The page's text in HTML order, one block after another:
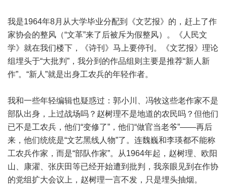
我是1964年8月从大学毕业分配到《文艺报》的，赶上了作
家协会的整风（“文革”来了后被斥为假整风）。《人民文
学》就在我们楼下，《诗刊》马上要停刊。《文艺报》理论
组埋头于“大批判”，我分到的作品组则主要是推荐“新人新
作”。“新人”就是出身工农兵的年轻作者。
我和一些年轻编辑也疑惑过：郭小川、冯牧这些老作家不是
部队出身，上过战场吗？赵树理不是地道的农民吗？但他们
已不是工农兵，他们“变修了”，他们“做官当老爷”——再后
来，他们统统是“文艺黑线人物”了。连魏巍和李瑛都不能称
工农兵作家，而是“部队作家”。从1964年起，赵树理、欧阳
山、康濯、张庆田等已经开始遭到批判，我亲眼见到在作协
的党组扩大会议上，赵树理一言不发，只是埋头抽烟。